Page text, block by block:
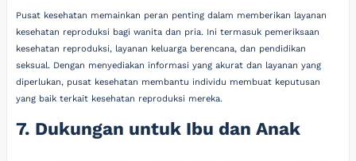
Pusat kesehatan memainkan peran penting dalam memberikan layanan
kesehatan reproduksi bagi wanita dan pria. Ini termasuk pemeriksaan
kesehatan reproduksi, layanan keluarga berencana, dan pendidikan
seksual. Dengan menyediakan informasi yang akurat dan layanan yang
diperlukan, pusat kesehatan membantu individu membuat keputusan
yang baik terkait kesehatan reproduksi mereka.
7. Dukungan untuk Ibu dan Anak